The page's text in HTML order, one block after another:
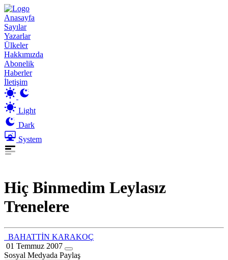
Anasayfa
Sayılar
Yazarlar
Ülkeler
Hakkımızda
Abonelik
Haberler
İletişim
Light
Dark
System
Hiç Binmedim Leylasız
Trenelere
BAHATTİN KARAKOÇ
01 Temmuz 2007
Sosyal Medyada Paylaş